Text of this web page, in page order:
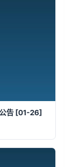
告 [01-26]